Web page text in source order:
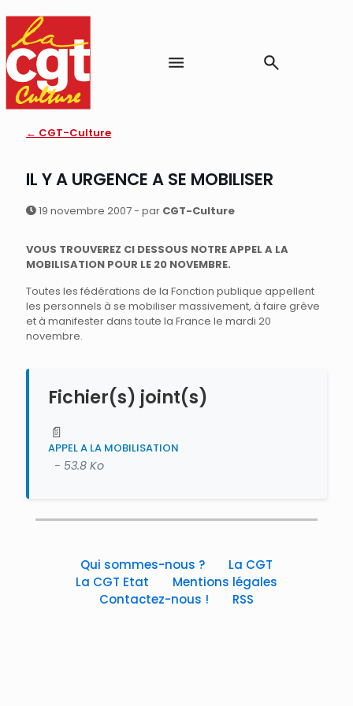
← CGT-Culture
IL Y A URGENCE A SE MOBILISER
19 novembre 2007 - par CGT-Culture
VOUS TROUVEREZ CI DESSOUS NOTRE APPEL A LA
MOBILISATION POUR LE 20 NOVEMBRE.
Toutes les fédérations de la Fonction publique appellent
les personnels à se mobiliser massivement, à faire grève
et à manifester dans toute la France le mardi 20
novembre.
Fichier(s) joint(s)
📄
APPEL A LA MOBILISATION
- 53.8 Ko
Qui sommes-nous ?
La CGT
La CGT Etat
Mentions légales
Contactez-nous !
RSS